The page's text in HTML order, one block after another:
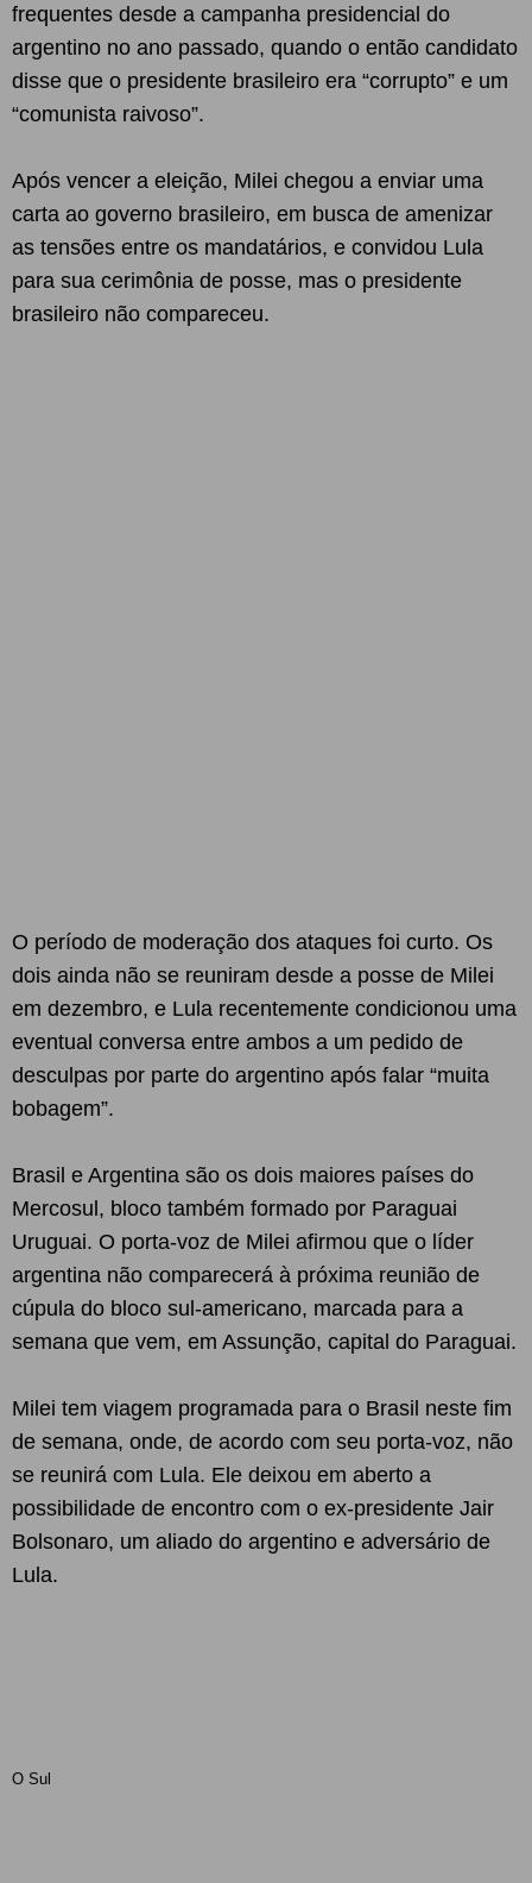
frequentes desde a campanha presidencial do
argentino no ano passado, quando o então candidato
disse que o presidente brasileiro era “corrupto” e um
“comunista raivoso”.
Após vencer a eleição, Milei chegou a enviar uma
carta ao governo brasileiro, em busca de amenizar
as tensões entre os mandatários, e convidou Lula
para sua cerimônia de posse, mas o presidente
brasileiro não compareceu.
O período de moderação dos ataques foi curto. Os
dois ainda não se reuniram desde a posse de Milei
em dezembro, e Lula recentemente condicionou uma
eventual conversa entre ambos a um pedido de
desculpas por parte do argentino após falar “muita
bobagem”.
Brasil e Argentina são os dois maiores países do
Mercosul, bloco também formado por Paraguai
Uruguai. O porta-voz de Milei afirmou que o líder
argentina não comparecerá à próxima reunião de
cúpula do bloco sul-americano, marcada para a
semana que vem, em Assunção, capital do Paraguai.
Milei tem viagem programada para o Brasil neste fim
de semana, onde, de acordo com seu porta-voz, não
se reunirá com Lula. Ele deixou em aberto a
possibilidade de encontro com o ex-presidente Jair
Bolsonaro, um aliado do argentino e adversário de
Lula.
O Sul